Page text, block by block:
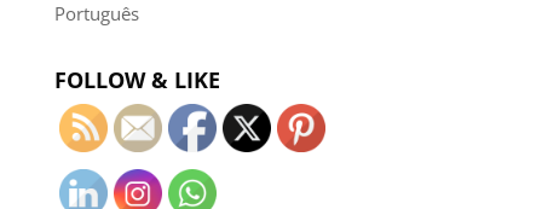
Português
FOLLOW & LIKE